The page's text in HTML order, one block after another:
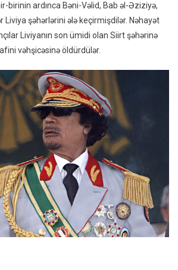
birinin ardınca Bəni-Vəlid, Bab əl-Əziziyə,
Liviya şəhərlərini ələ keçirmişdilər. Nəhayət
Liviyanın son ümidi olan Siirt şəhərinə
vəhşicəsinə öldürdülər.